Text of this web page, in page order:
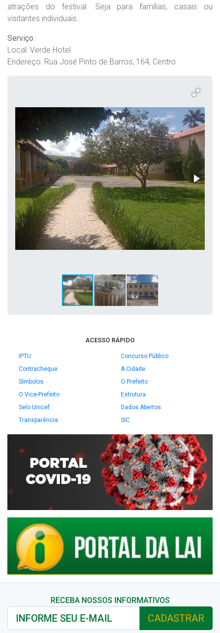
atrações do festival. Seja para famílias, casais ou
visitantes individuais.
Serviço:
Local: Verde Hotel
Endereço: Rua José Pinto de Barros, 164, Centro
ACESSO RÁPIDO
IPTU
Concurso Público
Contracheque
A Cidade
Símbolos
O Prefeito
O Vice-Prefeito
Estrutura
Selo Unicef
Dados Abertos
Transparência
SIC
RECEBA NOSSOS INFORMATIVOS
CADASTRAR